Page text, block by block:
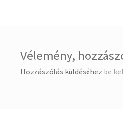
Vélemény,
Hozzászólás küldéséhez be